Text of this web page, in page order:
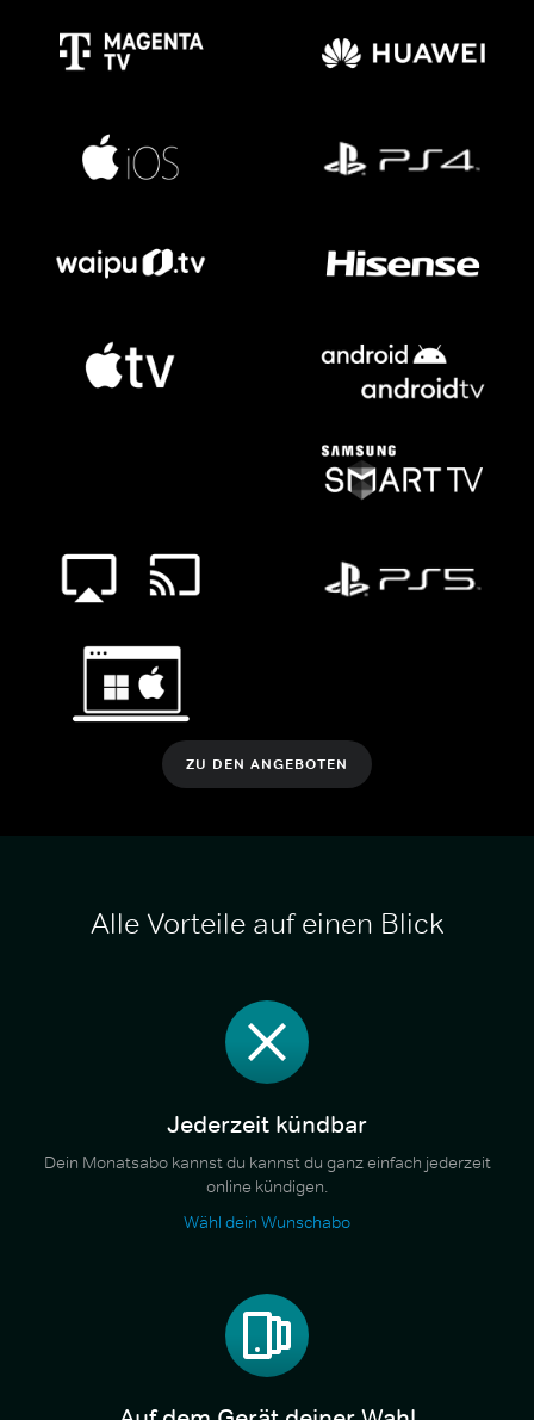
ZU DEN ANGEBOTEN
Alle Vorteile auf einen Blick
Jederzeit kündbar
Dein Monatsabo kannst du kannst du ganz einfach jederzeit
online kündigen.
Wähl dein Wunschabo